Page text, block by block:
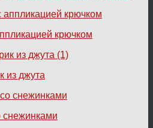
крючком
из джута
снежинками